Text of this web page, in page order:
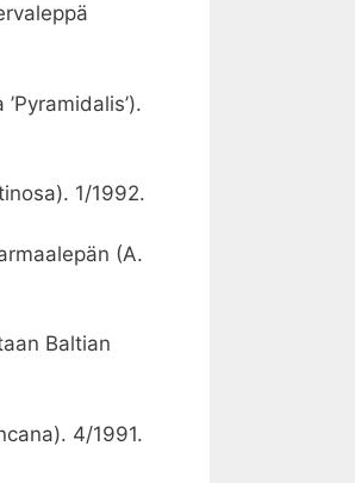
1/1992.
(A.
Baltian
4/1991.